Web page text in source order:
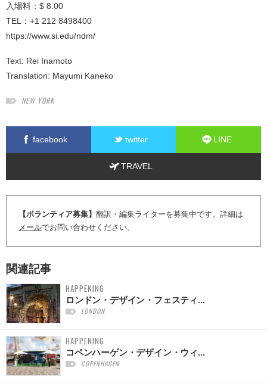
入場料：$ 8.00
TEL：+1 212 8498400
https://www.si.edu/ndm/
Text: Rei Inamoto
Translation: Mayumi Kaneko
NEW YORK
facebook twitter LINE
TRAVEL
【ボランティア募集】 翻訳・編集ライターを募集中です。詳細は
メールでお問い合わせください。
関連記事
HAPPENING
ロンドン・デザイン・フェスティ...
LONDON
HAPPENING
コペンハーゲン・デザイン・ウィ...
COPENHAGEN